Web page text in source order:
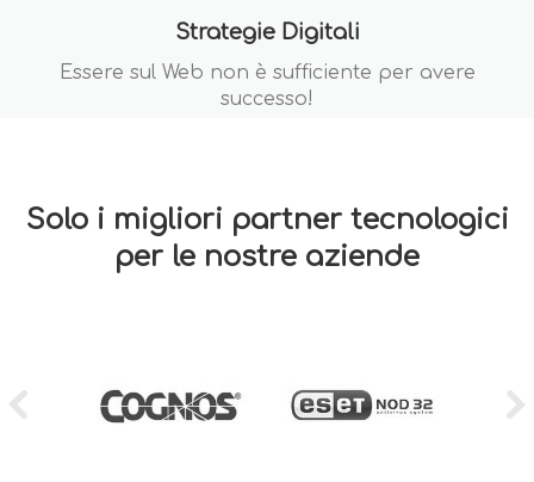
Strategie Digitali
Essere sul Web non è sufficiente per avere
successo!
Solo i migliori partner tecnologici
per le nostre aziende